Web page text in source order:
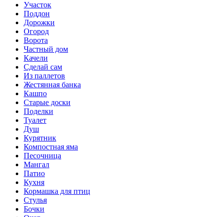
Участок
Поддон
Дорожки
Огород
Ворота
Частный дом
Качели
Сделай сам
Из паллетов
Жестянная банка
Кашпо
Старые доски
Поделки
Туалет
Душ
Курятник
Компостная яма
Песочница
Мангал
Патио
Кухня
Кормашка для птиц
Стулья
Бочки